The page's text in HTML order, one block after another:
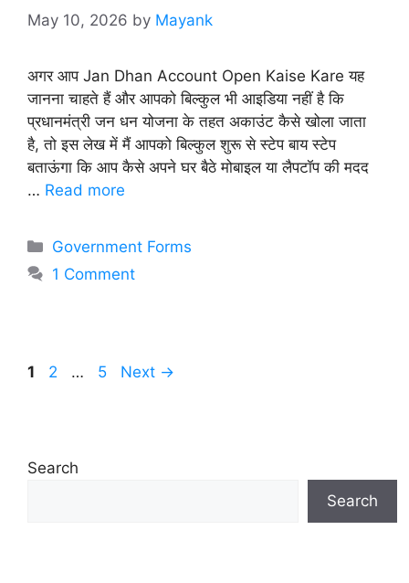
May 10, 2026 by Mayank
अगर आप Jan Dhan Account Open Kaise Kare यह
जानना चाहते हैं और आपको बिल्कुल भी आइडिया नहीं है कि
प्रधानमंत्री जन धन योजना के तहत अकाउंट कैसे खोला जाता
है, तो इस लेख में मैं आपको बिल्कुल शुरू से स्टेप बाय स्टेप
बताऊंगा कि आप कैसे अपने घर बैठे मोबाइल या लैपटॉप की मदद
… Read more
Categories
Government Forms
1 Comment
Page
1 Page
2 … Page
5 Next →
Search
Search